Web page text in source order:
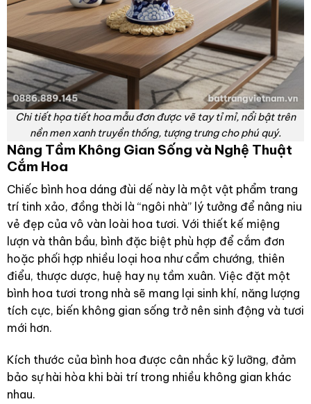
Chi tiết họa tiết hoa mẫu đơn được vẽ tay tỉ mỉ, nổi bật trên
nền men xanh truyền thống, tượng trưng cho phú quý.
Nâng Tầm Không Gian Sống và Nghệ Thuật
Cắm Hoa
Chiếc bình hoa dáng đùi dế này là một vật phẩm trang
trí tinh xảo, đồng thời là “ngôi nhà” lý tưởng để nâng niu
vẻ đẹp của vô vàn loài hoa tươi. Với thiết kế miệng
lượn và thân bầu, bình đặc biệt phù hợp để cắm đơn
hoặc phối hợp nhiều loại hoa như cẩm chướng, thiên
điểu, thược dược, huệ hay nụ tầm xuân. Việc đặt một
bình hoa tươi trong nhà sẽ mang lại sinh khí, năng lượng
tích cực, biến không gian sống trở nên sinh động và tươi
mới hơn.
Kích thước của bình hoa được cân nhắc kỹ lưỡng, đảm
bảo sự hài hòa khi bài trí trong nhiều không gian khác
nhau.